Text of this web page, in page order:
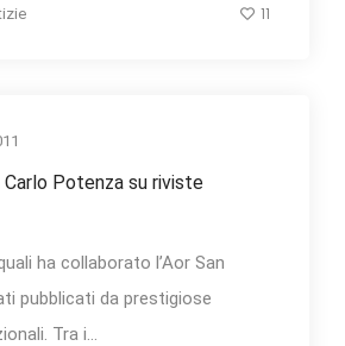
11
Carlo Potenza su riviste
ha collaborato l’Aor San
pubblicati da prestigiose
Tra i...